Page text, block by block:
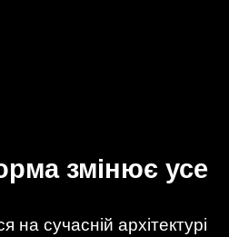
змінює усе
на сучасній архітектурі